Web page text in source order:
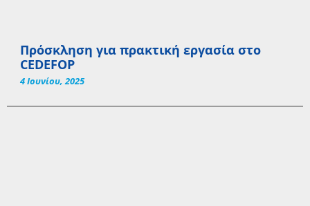
Πρόσκληση για πρακτική εργασία στο
CEDEFOP
4 Ιουνίου, 2025